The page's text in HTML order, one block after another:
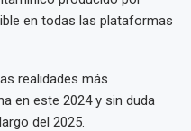
en todas las plataformas
realidades más
en este 2024 y sin duda
del 2025.